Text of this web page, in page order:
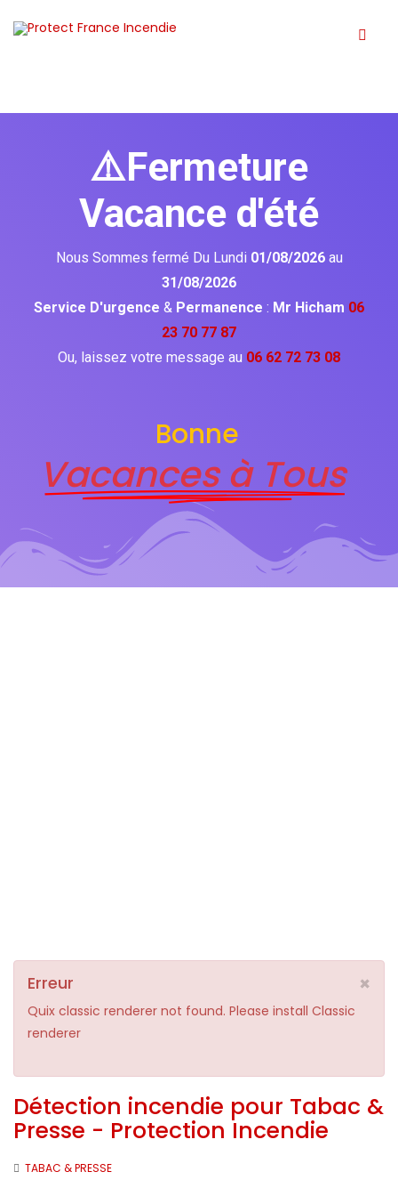
⚠️Fermeture
Vacance d'été
Nous Sommes fermé Du Lundi 01/08/2026 au
31/08/2026
Service D'urgence & Permanence : Mr Hicham 06
23 70 77 87
Ou, laissez votre message au 06 62 72 73 08
Bonne
Vacances à Tous
×
Erreur
Quix classic renderer not found. Please install Classic
renderer
Détection incendie pour Tabac &
Presse - Protection Incendie
TABAC & PRESSE